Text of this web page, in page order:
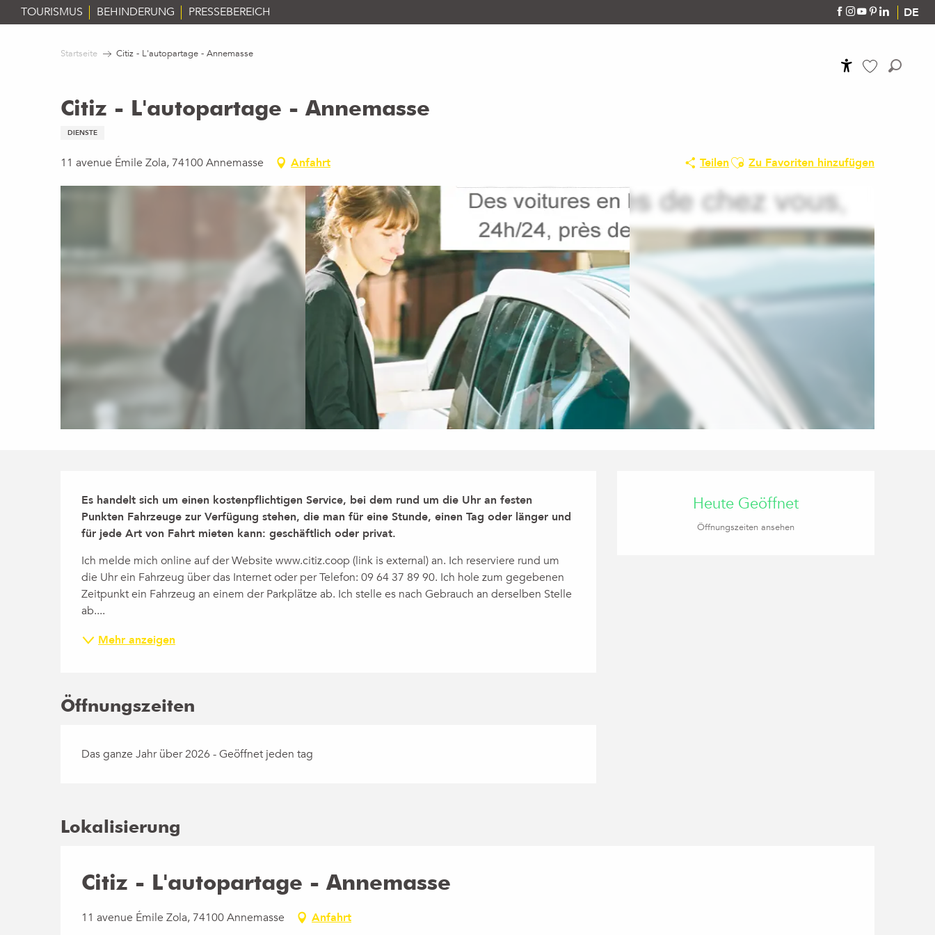
Aller
au
DE
TOURISMUS BEHINDERUNG PRESSEBEREICH
Startseite Citiz - L'autopartage - Annemasse
Citiz - L'autopartage - Annemasse
DIENSTE
11 avenue Émile Zola, 74100 Annemasse Anfahrt TeilenAjouter aux favoris
Zu Favoriten hinzufügen
Öffnungszeiten &
Heute Geöffnet
Öffnungszeiten ansehen
Beschreibung
Es handelt sich um einen kostenpflichtigen Service, bei dem rund um die Uhr an festen
Punkten Fahrzeuge zur Verfügung stehen, die man für eine Stunde, einen Tag oder länger und
für jede Art von Fahrt mieten kann: geschäftlich oder privat.
Ich melde mich online auf der Website www.citiz.coop (link is external) an. Ich reserviere rund um
die Uhr ein Fahrzeug über das Internet oder per Telefon: 09 64 37 89 90. Ich hole zum gegebenen
Zeitpunkt ein Fahrzeug an einem der Parkplätze ab. Ich stelle es nach Gebrauch an derselben Stelle
ab....
Mehr anzeigen
Öffnungszeiten
Das ganze Jahr über 2026 - Geöffnet jeden tag
Lokalisierung
Citiz - L'autopartage - Annemasse
11 avenue Émile Zola, 74100 Annemasse Anfahrt